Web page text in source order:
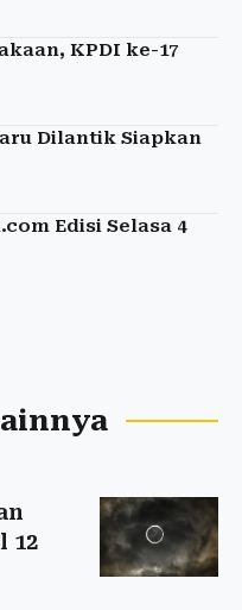
KPDI ke-17
Dilantik Siapkan
Edisi Selasa 4
12